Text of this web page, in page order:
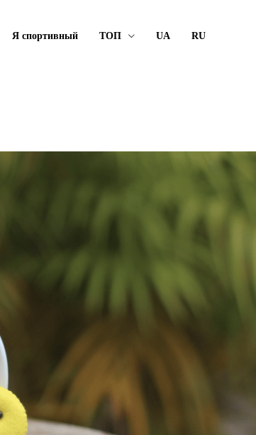
Я спортивный ТОП UA RU